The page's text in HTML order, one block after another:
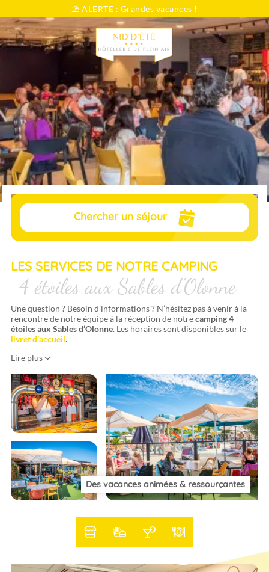
⛱️ ALERTE : Grandes vacances !
Chercher un séjour
LES SERVICES DE NOTRE CAMPING
4 étoiles aux Sables d’Olonne
Une question ? Besoin d’informations ? N’hésitez pas à venir à la
rencontre de notre équipe à la réception de notrecamping 4
étoiles aux Sables d’Olonne. Les horaires sont disponibles sur le
livret d’accueil.
Lire plus
Bar convivial :
Snack et plats à emporter
Épicerie
Des vacances animées & ressourçantes
Vous cherchez...
Dates Sélectionnez vos dates
pers.